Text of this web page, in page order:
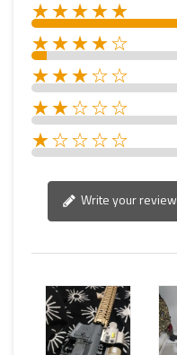
★★★★★
★★★★☆
★★★☆☆
★★☆☆☆
★☆☆☆☆
Write your review